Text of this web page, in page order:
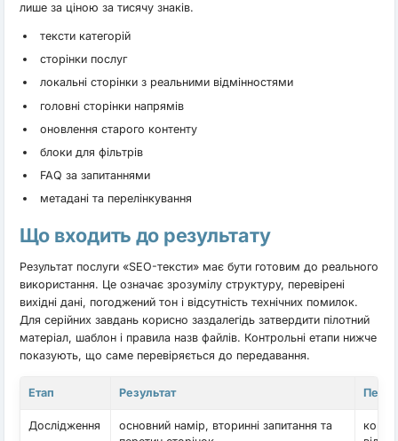
лише за ціною за тисячу знаків.
тексти категорій
сторінки послуг
локальні сторінки з реальними відмінностями
головні сторінки напрямів
оновлення старого контенту
блоки для фільтрів
FAQ за запитаннями
метадані та перелінкування
Що входить до результату
Результат послуги «SEO-тексти» має бути готовим до реального
використання. Це означає зрозумілу структуру, перевірені
вихідні дані, погоджений тон і відсутність технічних помилок.
Для серійних завдань корисно заздалегідь затвердити пілотний
матеріал, шаблон і правила назв файлів. Контрольні етапи нижче
показують, що саме перевіряється до передавання.
Етап Результат
Дослідження
основний намір, вторинні запитання та